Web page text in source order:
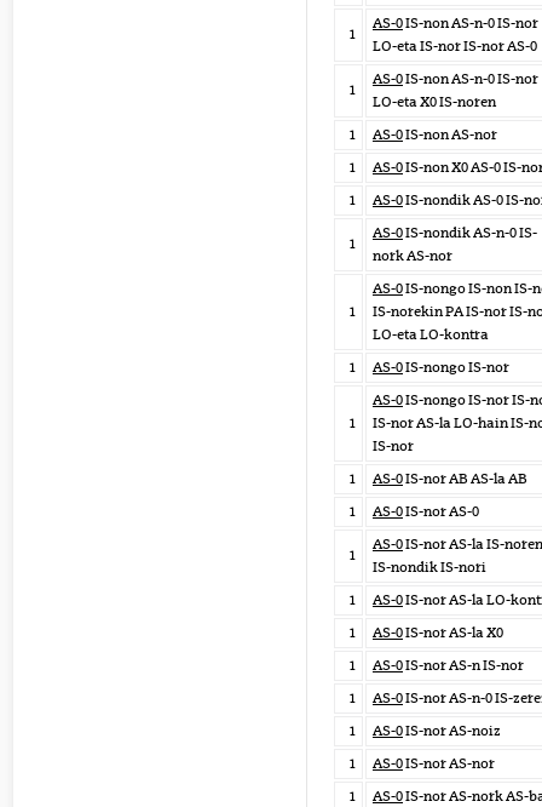
1
AS-0IS-non AS-n-0 IS-nor
LO-eta IS-nor IS-nor AS-0
1
AS-0IS-non AS-n-0 IS-nor
LO-eta X0 IS-noren
1
AS-0IS-non AS-nor
1
AS-0IS-non X0 AS-0 IS-
1
AS-0IS-nondik AS-0 IS-
1
AS-0IS-nondik AS-n-0 IS-
nork AS-nor
1
AS-0IS-nongo IS-non IS-
IS-norekin PA IS-nor IS-
LO-eta LO-kontra
1
AS-0IS-nongo IS-nor
1
AS-0IS-nongo IS-nor IS-
IS-nor AS-la LO-hain IS-
IS-nor
1
AS-0IS-nor AB AS-la AB
1
AS-0IS-nor AS-0
1
AS-0IS-nor AS-la IS-noren
IS-nondik IS-nori
1
AS-0IS-nor AS-la LO-
1
AS-0IS-nor AS-la X0
1
AS-0IS-nor AS-n IS-nor
1
AS-0IS-nor AS-n-0 IS-
1
AS-0IS-nor AS-noiz
1
AS-0IS-nor AS-nor
1
AS-0IS-nor AS-nork AS-